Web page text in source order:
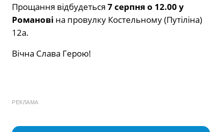
Прощання відбудеться 7 серпня о 12.00 у
Романові на провулку Костельному (Путіліна)
12а.
Вічна Слава Герою!
РЕКЛАМА